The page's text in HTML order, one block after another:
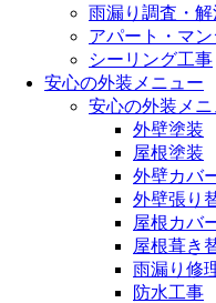
雨漏り調査・解
アパート・マ
シーリング工事
安心の外装メニュー
安心の外装メ
外壁塗装
屋根塗装
外壁カバ
外壁張り
屋根カバ
屋根葺き
雨漏り修
防水工事